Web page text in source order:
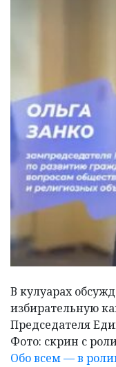
В кулуарах
избирательную
Председателя
Фото: скрин с
Обо всем — в